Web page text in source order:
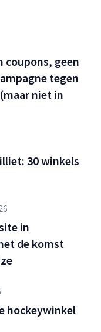
coupons, geen
tegen
niet in
30 winkels
in
de komst
hockeywinkel